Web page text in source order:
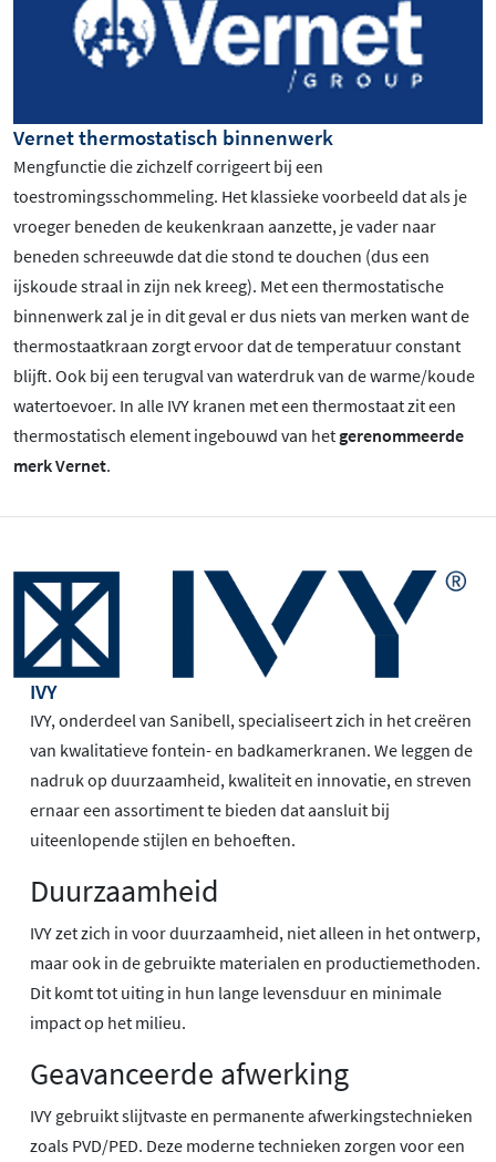
Vernet thermostatisch binnenwerk
Mengfunctie die zichzelf corrigeert bij een
toestromingsschommeling. Het klassieke voorbeeld dat als je
vroeger beneden de keukenkraan aanzette, je vader naar
beneden schreeuwde dat die stond te douchen (dus een
ijskoude straal in zijn nek kreeg). Met een thermostatische
binnenwerk zal je in dit geval er dus niets van merken want de
thermostaatkraan zorgt ervoor dat de temperatuur constant
blijft. Ook bij een terugval van waterdruk van de warme/koude
watertoevoer. In alle IVY kranen met een thermostaat zit een
thermostatisch element ingebouwd van het gerenommeerde
merk Vernet.
IVY
IVY, onderdeel van Sanibell, specialiseert zich in het creëren
van kwalitatieve fontein- en badkamerkranen. We leggen de
nadruk op duurzaamheid, kwaliteit en innovatie, en streven
ernaar een assortiment te bieden dat aansluit bij
uiteenlopende stijlen en behoeften.
Duurzaamheid
IVY zet zich in voor duurzaamheid, niet alleen in het ontwerp,
maar ook in de gebruikte materialen en productiemethoden.
Dit komt tot uiting in hun lange levensduur en minimale
impact op het milieu.
Geavanceerde afwerking
IVY gebruikt slijtvaste en permanente afwerkingstechnieken
zoals PVD/PED. Deze moderne technieken zorgen voor een